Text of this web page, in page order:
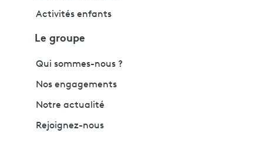
Activités enfants
Le groupe
Qui sommes-nous ?
Nos engagements
Notre actualité
Rejoignez-nous